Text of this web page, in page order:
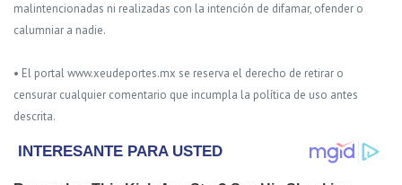
malintencionadas ni realizadas con la intención de difamar, ofender o
calumniar a nadie.
• El portal www.xeudeportes.mx se reserva el derecho de retirar o
censurar cualquier comentario que incumpla la política de uso antes
descrita.